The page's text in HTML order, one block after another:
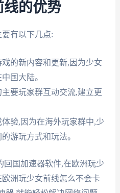
线的优势
有以下几点:
的新内容和更新,因为少女
国大陆。
要玩家群互动交流,建立更
验,因为在海外玩家群中,少
游玩方式和玩法。
回国加速器软件,在欧洲玩少
洲玩少女前线怎么不会卡